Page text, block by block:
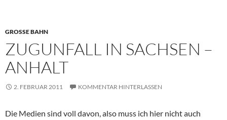
GROSSE BAHN
ZUGUNFALL IN SACHSEN –
ANHALT
2. FEBRUAR 2011 KOMMENTAR HINTERLASSEN
Die Medien sind voll davon, also muss ich hier nicht auch